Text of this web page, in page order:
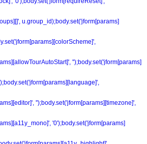
u.group_id);body.set('jform[params]
'');body.set('jform[params]
'');body.set('jform[params][timezone]',
'0');body.set('jform[params]